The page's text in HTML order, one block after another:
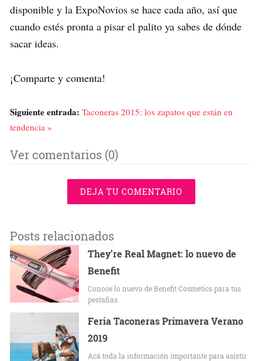
disponible y la ExpoNovios se hace cada año, así que
cuando estés pronta a pisar el palito ya sabes de dónde
sacar ideas.
¡Comparte y comenta!
Siguiente entrada: Taconeras 2015: los zapatos que están en
tendencia »
Ver comentarios (0)
DEJA TU COMENTARIO
Posts relacionados
They’re Real Magnet: lo nuevo de
Benefit
Conoce lo nuevo de Benefit Cosmetics para tus
pestañas.
Feria Taconeras Primavera Verano
2019
Acá toda la información importante para asistir